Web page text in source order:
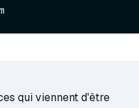
qui viennent d'être